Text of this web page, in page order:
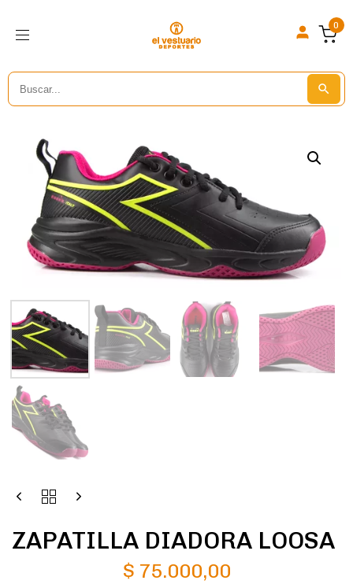
0
Search
for:
Search
ZAPATILLA DIADORA LOOSA
$75.000,00